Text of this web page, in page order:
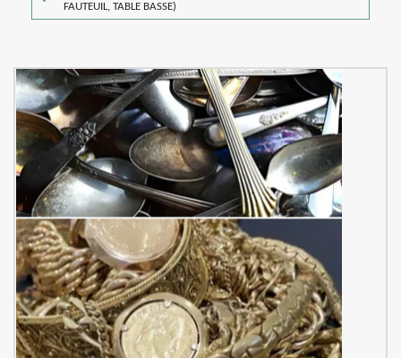
FAUTEUIL, TABLE BASSE)